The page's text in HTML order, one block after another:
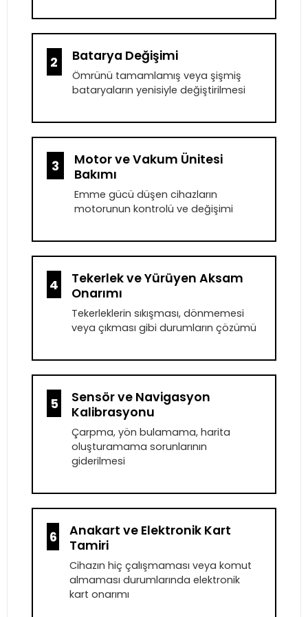
2 Batarya Değişimi
Ömrünü tamamlamış veya şişmiş
bataryaların yenisiyle değiştirilmesi
3
Motor ve Vakum Ünitesi
Bakımı
Emme gücü düşen cihazların
motorunun kontrolü ve değişimi
4
Tekerlek ve Yürüyen Aksam
Onarımı
Tekerleklerin sıkışması, dönmemesi
veya çıkması gibi durumların çözümü
5
Sensör ve Navigasyon
Kalibrasyonu
Çarpma, yön bulamama, harita
oluşturamama sorunlarının
giderilmesi
6
Anakart ve Elektronik Kart
Tamiri
Cihazın hiç çalışmaması veya komut
almaması durumlarında elektronik
kart onarımı